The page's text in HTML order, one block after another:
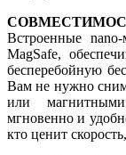
Встроенные
MagSafe,
бесперебойную
Вам не нужно
или
мгновенно и
кто ценит